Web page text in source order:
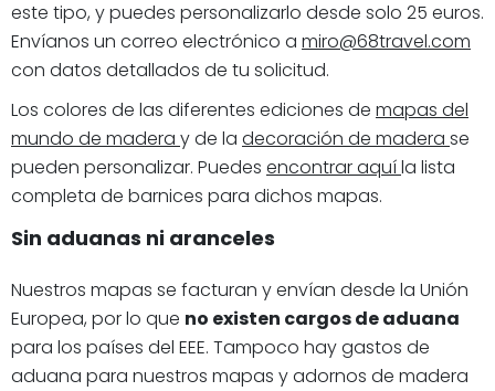
este tipo, y puedes personalizarlo desde solo 25 euros.
Envíanos un correo electrónico a miro@68travel.com
con datos detallados de tu solicitud.
Los colores de las diferentes ediciones de mapas del
mundo de madera y de la decoración de madera se
pueden personalizar. Puedes encontrar aquíla lista
completa de barnices para dichos mapas.
Sin aduanas ni aranceles
Nuestros mapas se facturan y envían desde la Unión
Europea, por lo que no existen cargos de aduana
para los países del EEE. Tampoco hay gastos de
aduana para nuestros mapas y adornos de madera